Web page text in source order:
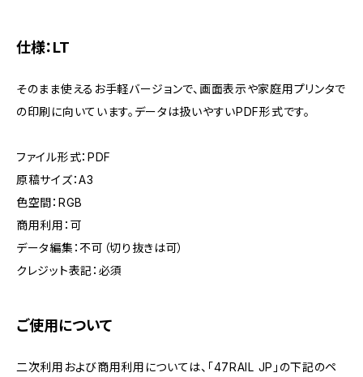
仕様：LT
そのまま使えるお手軽バージョンで、画面表示や家庭用プリンタで
の印刷に向いています。データは扱いやすいPDF形式です。
ファイル形式：PDF
原稿サイズ：A3
色空間：RGB
商用利用：可
データ編集：不可（切り抜きは可）
クレジット表記：必須
ご使用について
二次利用および商用利用については、「47RAIL JP」の下記のペ